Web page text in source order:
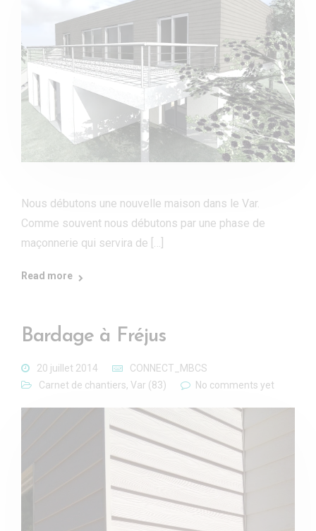
Nous débutons une nouvelle maison dans le Var.
Comme souvent nous débutons par une phase de
maçonnerie qui servira de […]
Read more
Bardage à Fréjus
20 juillet 2014
CONNECT_MBCS
Carnet de chantiers, Var (83) No comments yet